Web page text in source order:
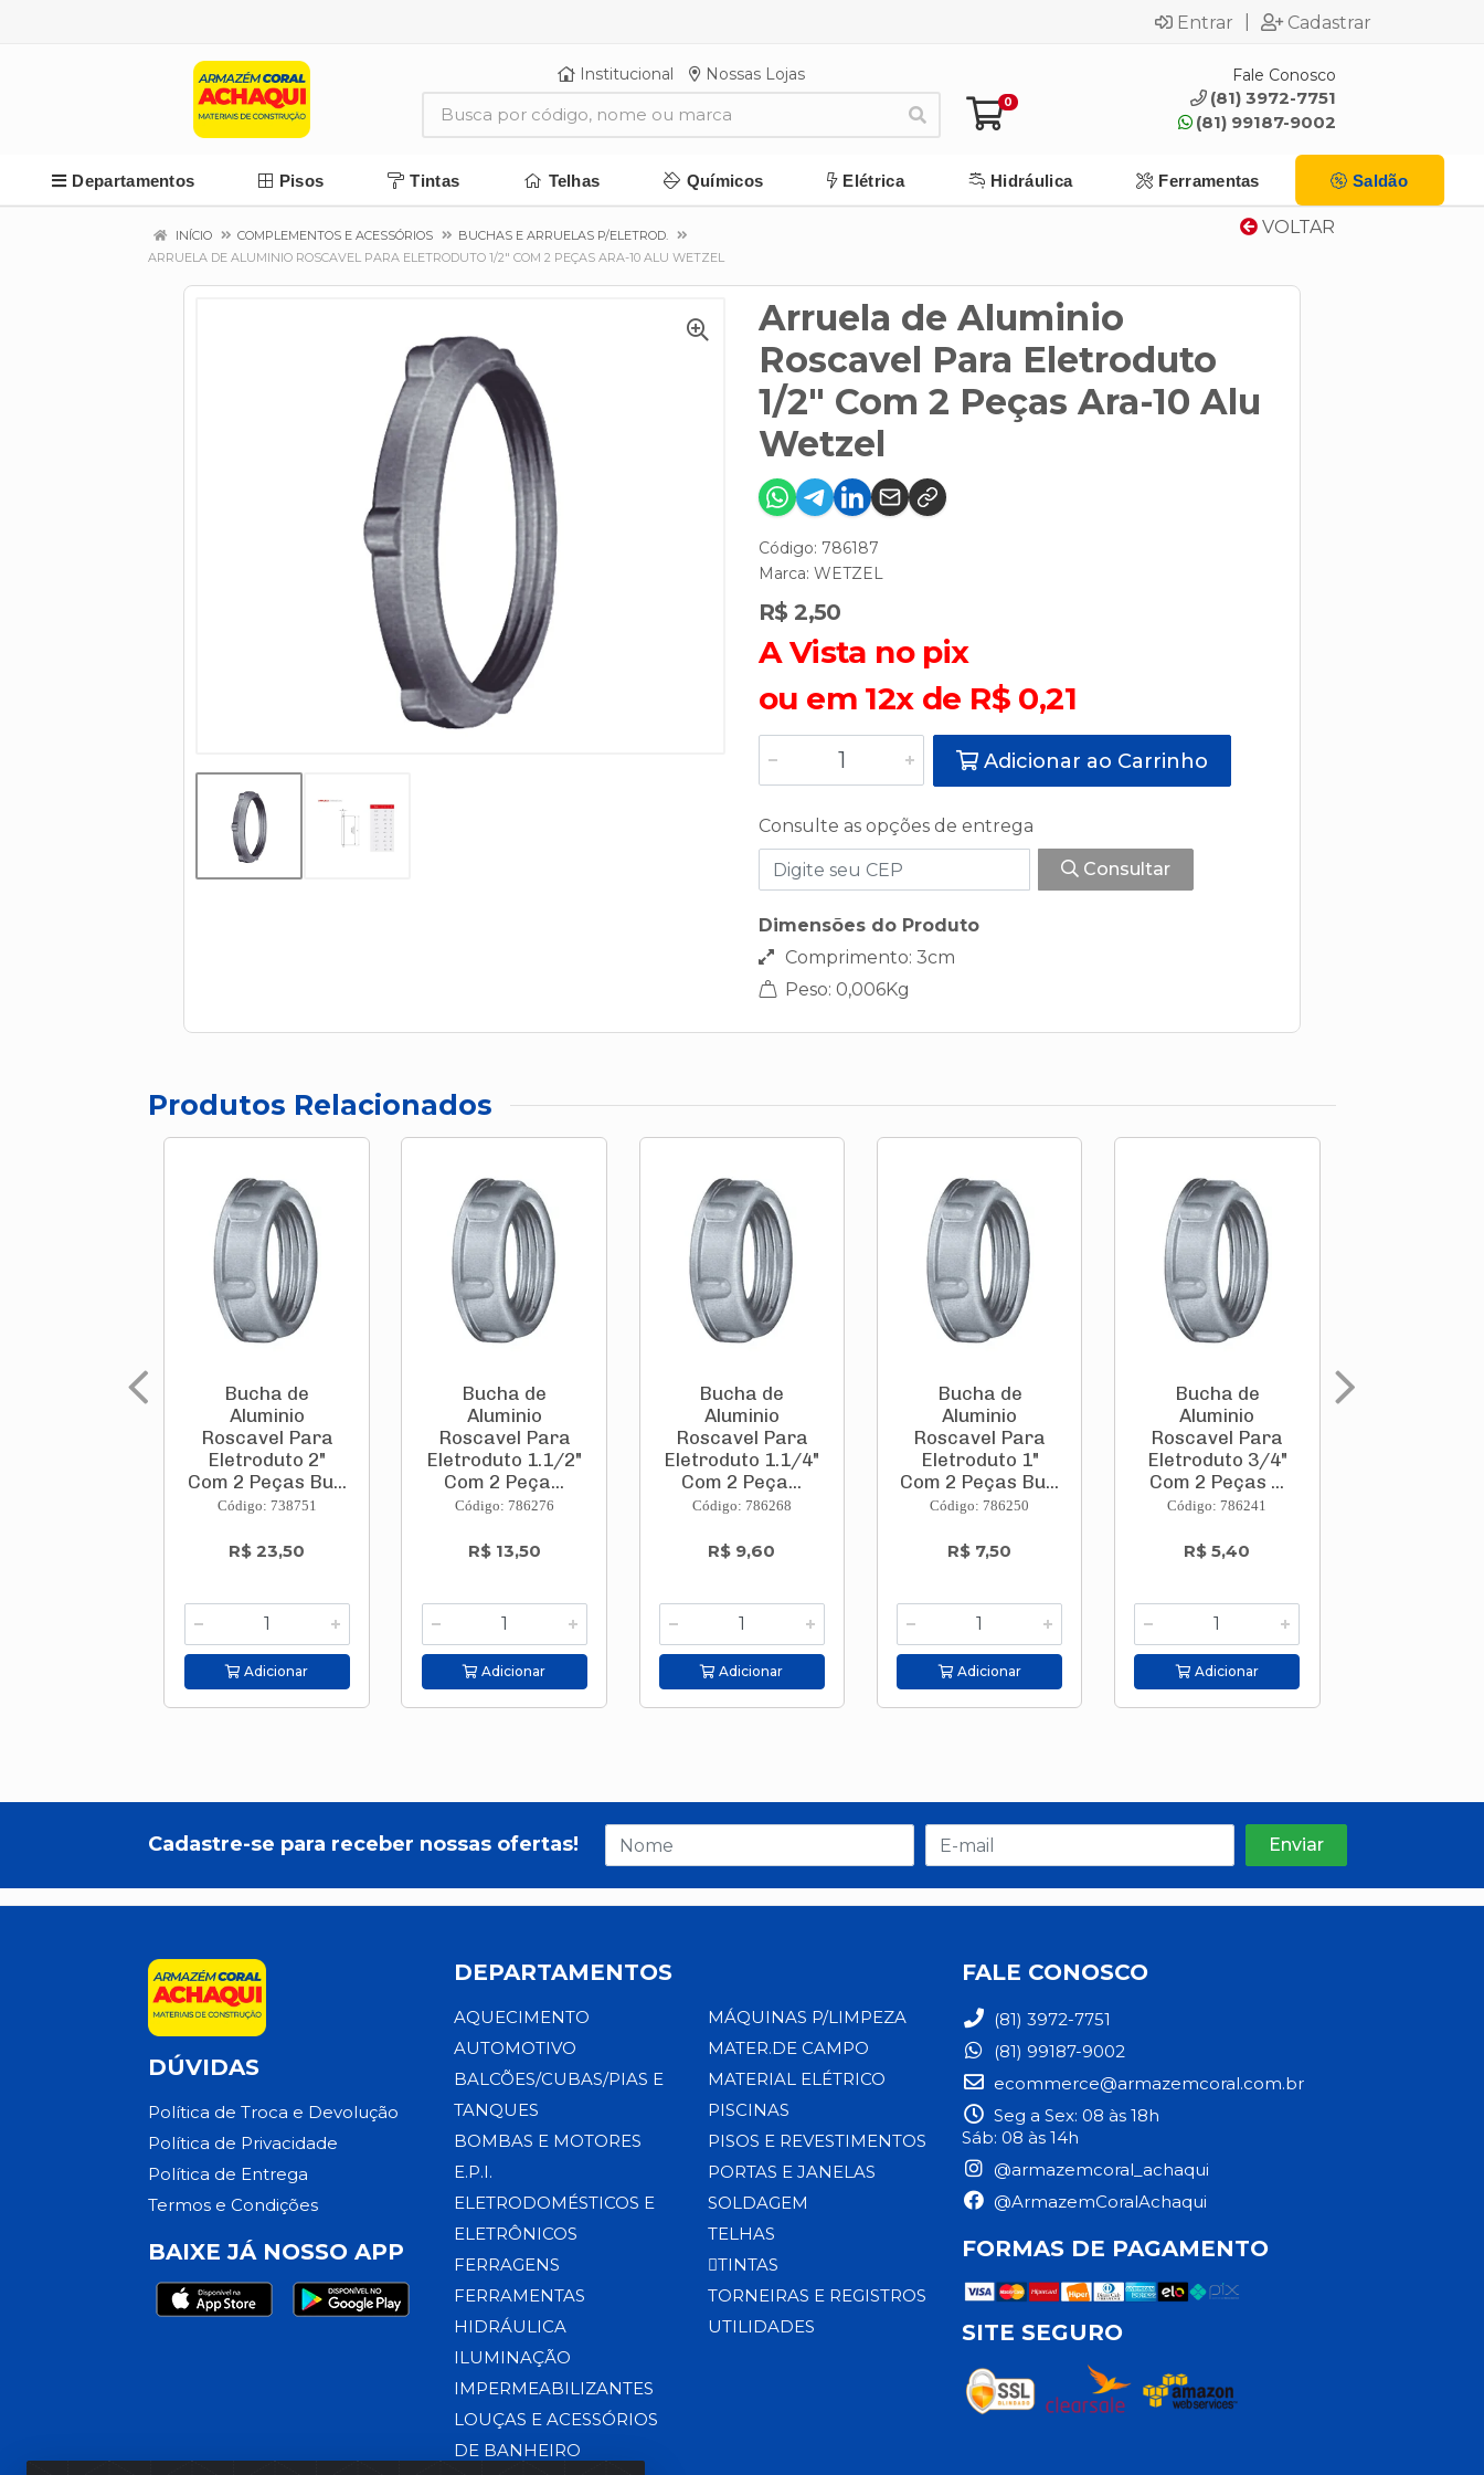
Entrar Cadastrar
Institucional Nossas Lojas
0
Fale Conosco
(81) 3972-7751
(81) 99187-9002
Departamentos Pisos Tintas Telhas Químicos Elétrica Hidráulica Ferramentas Saldão
VOLTAR
INÍCIO COMPLEMENTOS E ACESSÓRIOS
BUCHAS E ARRUELAS P/ELETROD.
ARRUELA DE ALUMINIO ROSCAVEL PARA ELETRODUTO 1/2" COM 2 PEÇAS ARA-10 ALU WETZEL
Arruela de Aluminio
Roscavel Para Eletroduto
1/2" Com 2 Peças Ara-10 Alu
Wetzel
Código: 786187
Marca: WETZEL
R$ 2,50
A Vista no pix
ou em 12x de R$ 0,21
Adicionar ao Carrinho
Consulte as opções de entrega
Consultar
Dimensões do Produto
Comprimento: 3cm
Peso: 0,006Kg
Produtos Relacionados
Bucha de
Aluminio
Roscavel Para
Eletroduto 2"
Com 2 Peças Bu...
Código: 738751
R$ 23,50
Adicionar
Bucha de
Aluminio
Roscavel Para
Eletroduto 1.1/2"
Com 2 Peça...
Código: 786276
R$ 13,50
Adicionar
Bucha de
Aluminio
Roscavel Para
Eletroduto 1.1/4"
Com 2 Peça...
Código: 786268
R$ 9,60
Adicionar
Bucha de
Aluminio
Roscavel Para
Eletroduto 1"
Com 2 Peças Bu...
Código: 786250
R$ 7,50
Adicionar
Bucha de
Aluminio
Roscavel Para
Eletroduto 3/4"
Com 2 Peças ...
Código: 786241
R$ 5,40
Adicionar
Cadastre-se para receber nossas ofertas!
DÚVIDAS
Política de Troca e Devolução
Política de Privacidade
Política de Entrega
Termos e Condições
BAIXE JÁ NOSSO APP
DEPARTAMENTOS
AQUECIMENTO
AUTOMOTIVO
BALCÕES/CUBAS/PIAS E
TANQUES
BOMBAS E MOTORES
E.P.I.
ELETRODOMÉSTICOS E
ELETRÔNICOS
FERRAGENS
FERRAMENTAS
HIDRÁULICA
ILUMINAÇÃO
IMPERMEABILIZANTES
LOUÇAS E ACESSÓRIOS
DE BANHEIRO
MÁQUINAS P/LIMPEZA
MATER.DE CAMPO
MATERIAL ELÉTRICO
PISCINAS
PISOS E REVESTIMENTOS
PORTAS E JANELAS
SOLDAGEM
TELHAS
TINTAS
TORNEIRAS E REGISTROS
UTILIDADES
FALE CONOSCO
(81) 3972-7751
(81) 99187-9002
ecommerce@armazemcoral.com.br
Seg a Sex: 08 às 18h
Sáb: 08 às 14h
@armazemcoral_achaqui
@ArmazemCoralAchaqui
FORMAS DE PAGAMENTO
SITE SEGURO